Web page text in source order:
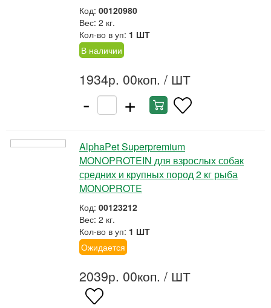
Код: 00120980
Вес: 2 кг.
Кол-во в уп: 1 ШТ
В наличии
1934р. 00коп. / ШТ
- +
AlphaPet Superpremium
MONOPROTEIN для взрослых собак
средних и крупных пород 2 кг рыба
MONOPROTE
Код: 00123212
Вес: 2 кг.
Кол-во в уп: 1 ШТ
Ожидается
2039р. 00коп. / ШТ